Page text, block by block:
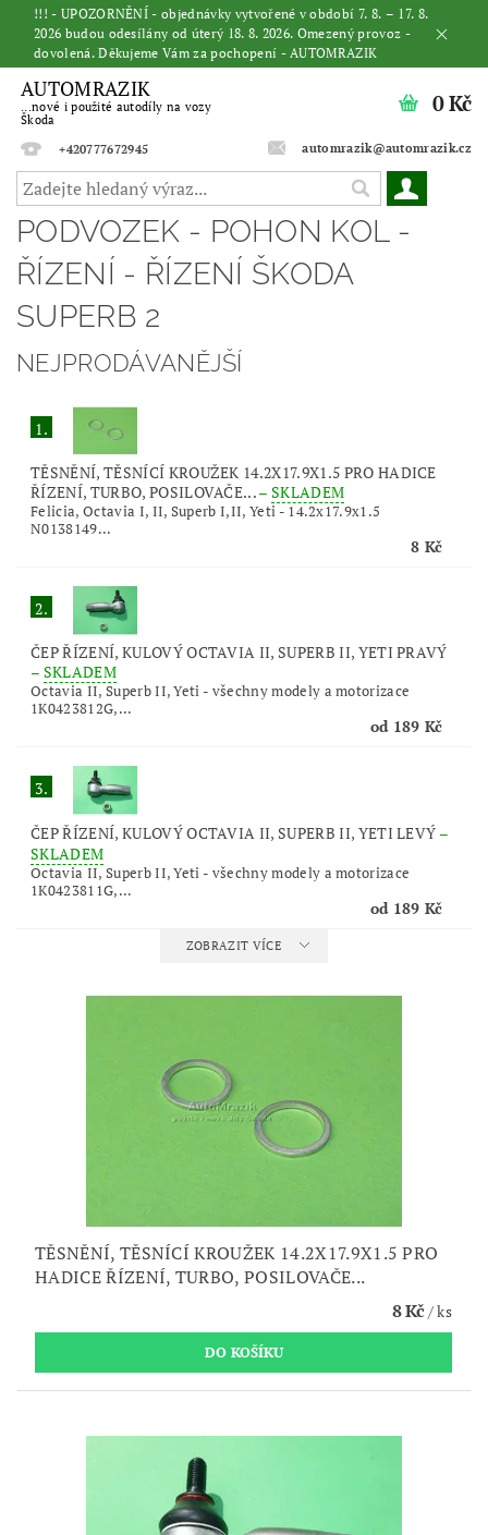
!!! - UPOZORNĚNÍ - objednávky vytvořené v období 7. 8. – 17. 8.
2026 budou odesílány od úterý 18. 8. 2026. Omezený provoz -
dovolená. Děkujeme Vám za pochopení - AUTOMRAZIK
AUTOMRAZIK
...nové i použité autodíly na vozy
Škoda
+420777672945
automrazik@automrazik.cz
0 Kč
PODVOZEK - POHON KOL -
ŘÍZENÍ - ŘÍZENÍ ŠKODA
SUPERB 2
NEJPRODÁVANĚJŠÍ
1.
TĚSNĚNÍ, TĚSNÍCÍ KROUŽEK 14.2X17.9X1.5 PRO HADICE
ŘÍZENÍ, TURBO, POSILOVAČE...–SKLADEM
Felicia, Octavia I, II, Superb I,II, Yeti - 14.2x17.9x1.5
N0138149...
8 Kč
2.
ČEP ŘÍZENÍ, KULOVÝ OCTAVIA II, SUPERB II, YETI PRAVÝ
– SKLADEM
Octavia II, Superb II, Yeti - všechny modely a motorizace
1K0423812G,...
od 189 Kč
3.
ČEP ŘÍZENÍ, KULOVÝ OCTAVIA II, SUPERB II, YETI LEVÝ –
SKLADEM
Octavia II, Superb II, Yeti - všechny modely a motorizace
1K0423811G,...
od 189 Kč
ZOBRAZIT VÍCE
TĚSNĚNÍ, TĚSNÍCÍ KROUŽEK 14.2X17.9X1.5 PRO
HADICE ŘÍZENÍ, TURBO, POSILOVAČE...
8 Kč/ ks